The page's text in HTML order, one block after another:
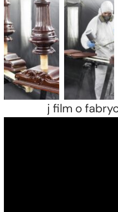
Obejrzyj film o